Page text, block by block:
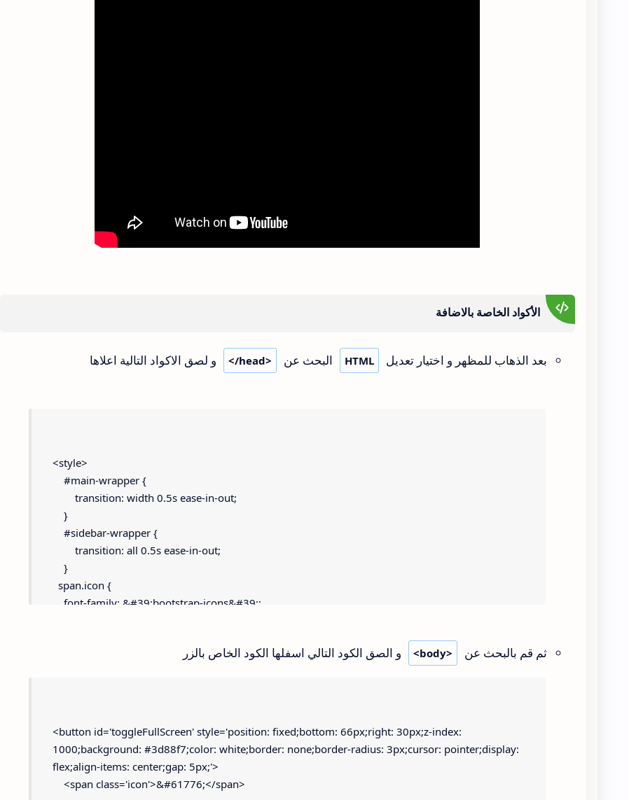
الأكواد الخاصة بالاضافة
بعد الذهاب للمظهر و اختيار تعديل HTML البحث عن </head> و لصق الاكواد التالية اعلاها
<style>
#main-wrapper {
transition: width 0.5s ease-in-out;
}
#sidebar-wrapper {
transition: all 0.5s ease-in-out;
}
span.icon {
font-family: &#39;bootstrap-icons&#39;;
ثم قم بالبحث عن <body> و الصق الكود التالي اسفلها الكود الخاص بالزر
<button id='toggleFullScreen' style='position: fixed;bottom: 66px;right: 30px;z-index:
1000;background: #3d88f7;color: white;border: none;border-radius: 3px;cursor: pointer;display:
flex;align-items: center;gap: 5px;'>
<span class='icon'>&#61776;</span>